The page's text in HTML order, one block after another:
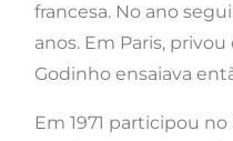
francesa. No ano
anos. Em Paris,
Godinho ensaiava
Em 1971 participou